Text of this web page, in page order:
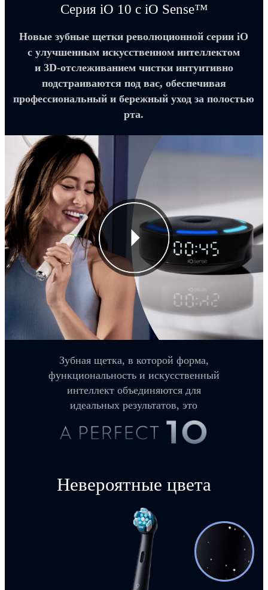
Серия iO 10 с iO Sense™
Новые зубные щетки революционной серии iO
с улучшенным искусственном интеллектом
и 3D-отслеживанием чистки интуитивно
подстраиваются под вас, обеспечивая
профессиональный и бережный уход за полостью
рта.
Зубная щетка, в которой форма,
функциональность и искусственный
интеллект объединяются для
идеальных результатов, это
Невероятные цвета